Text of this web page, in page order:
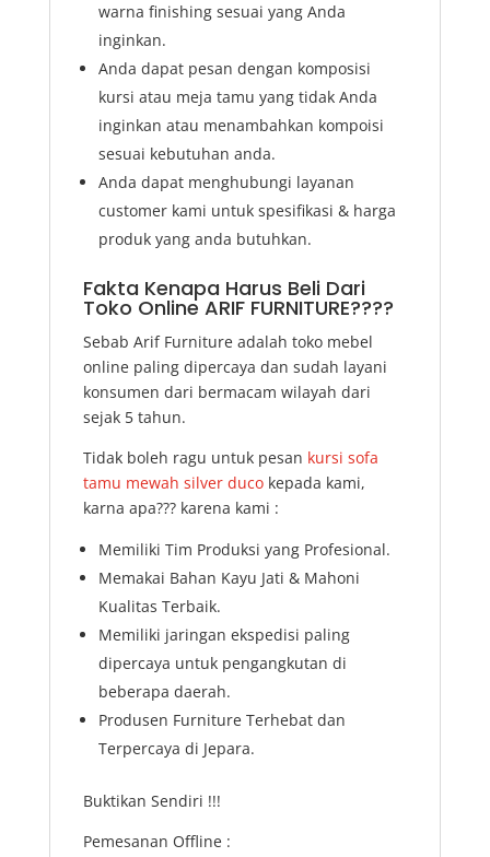
warna finishing sesuai yang Anda
inginkan.
Anda dapat pesan dengan komposisi
kursi atau meja tamu yang tidak Anda
inginkan atau menambahkan kompoisi
sesuai kebutuhan anda.
Anda dapat menghubungi layanan
customer kami untuk spesifikasi & harga
produk yang anda butuhkan.
Fakta Kenapa Harus Beli Dari
Toko Online ARIF FURNITURE????
Sebab Arif Furniture adalah toko mebel
online paling dipercaya dan sudah layani
konsumen dari bermacam wilayah dari
sejak 5 tahun.
Tidak boleh ragu untuk pesan kursi sofa
tamu mewah silver ducokepada kami,
karna apa??? karena kami :
Memiliki Tim Produksi yang Profesional.
Memakai Bahan Kayu Jati & Mahoni
Kualitas Terbaik.
Memiliki jaringan ekspedisi paling
dipercaya untuk pengangkutan di
beberapa daerah.
Produsen Furniture Terhebat dan
Terpercaya di Jepara.
Buktikan Sendiri !!!
Pemesanan Offline :